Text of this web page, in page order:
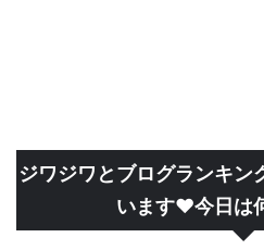
ジワジワとブログランキン
います❤今日は